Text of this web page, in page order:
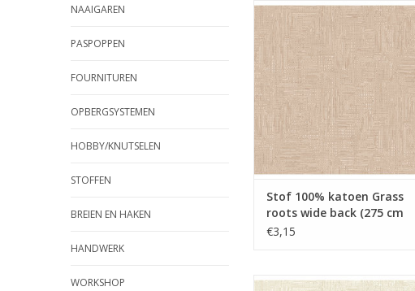
NAAIGAREN
PASPOPPEN
FOURNITUREN
OPBERGSYSTEMEN
HOBBY/KNUTSELEN
STOFFEN
BREIEN EN HAKEN
HANDWERK
WORKSHOP
Stof 100% katoen Grass roots
wide back (275 cm breed!) roze
TOEVOEGEN AAN WINKELWAGEN
Stof 100% katoen Grass
roots wide back (275 cm
breed!) roze
€3,15
Stof 100% katoen Grass roots